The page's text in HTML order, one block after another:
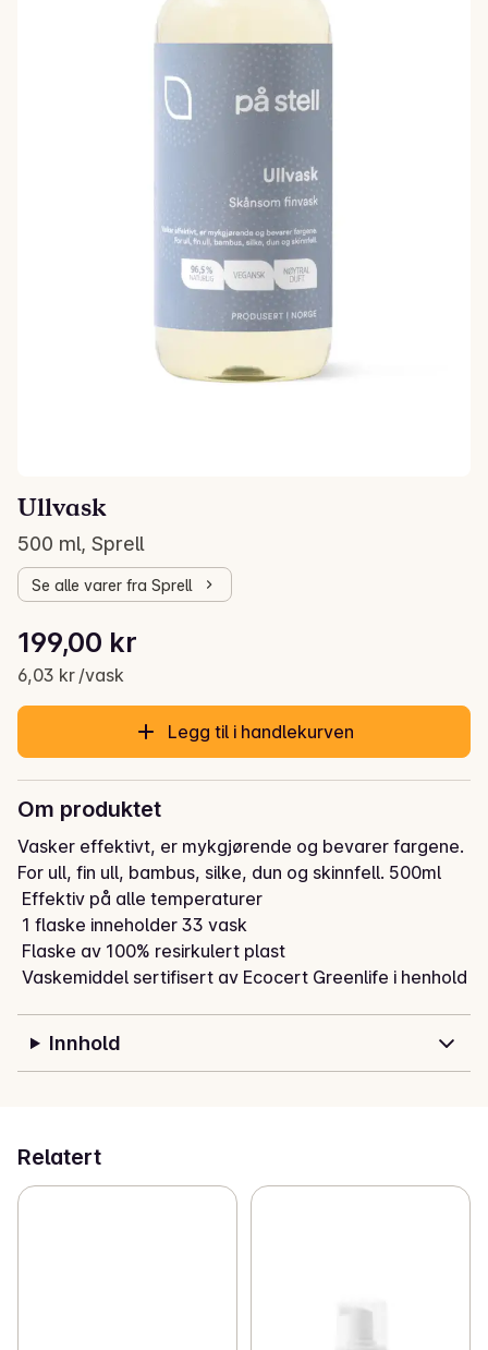
Ullvask
500 ml, Sprell
Se alle varer fra Sprell
Gjeldende pris er: 199,00 kr
199,00 kr
6,03 kr /vask
Stykkpris: 6,03 kr /vask
Legg til i handlekurven
Om produktet
Vasker effektivt, er mykgjørende og bevarer fargene.
For ull, fin ull, bambus, silke, dun og skinnfell. 500ml
1 flaske er nok til 33 maskinvask og 100 håndvask.
Innhold
Relatert